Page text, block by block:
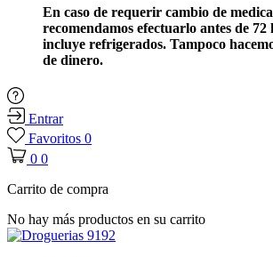
En caso de requerir cambio de
recomendamos efectuarlo antes de 72
incluye refrigerados. Tampoco
de dinero.
Entrar
Favoritos 0
0 0
Carrito de compra
No hay más productos en su carrito